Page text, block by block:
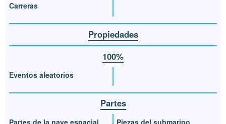
Carreras
Propiedades
100%
Eventos aleatorios
Partes
Partes de la nave espacial
Piezas del submarino